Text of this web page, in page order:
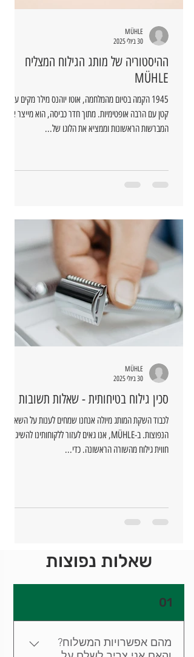
ההיסטוריה של מותג הגילוח המצליח
MÜHLE
1945 הקמה בסיום מהמלחמה, אוטו יוהנס מילר מקים עסק
קטן עם הרבה אופטימיות. מתוך חדר כביסה, הוא מייצר את
המברשות הראשונות וממציא את הלוגו של...
MÜHLE
30 ביולי 2025
סכין גילוח בטיחותית - שאלות תשובות
לכבוד השקת המותג מיולה אנחנו שמחים לענות על השאלות
הנפוצות. ב-MÜHLE, אנו גאים לעזור ללקוחותינו להשיג
חווית גילוח מהשורה הראשונה. כדי...
MÜHLE
30 ביולי 2025
שאלות נפוצות
01
מהם אפשרויות המשלוח?